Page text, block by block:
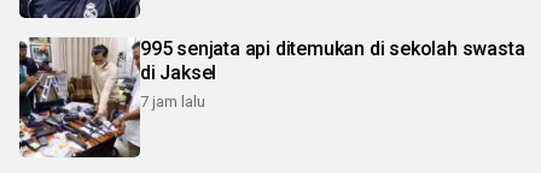
995 senjata api ditemukan di sekolah swasta
di Jaksel
7 jam lalu